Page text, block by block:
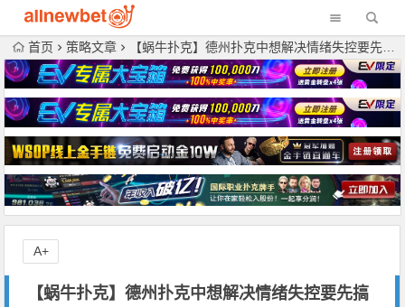
首页 策略文章 【蜗牛扑克】德州扑克中想解决情绪失控要先搞清自己属于哪种Tilt
【蜗牛扑克】德州扑克中想解决情绪失控要先搞
A+